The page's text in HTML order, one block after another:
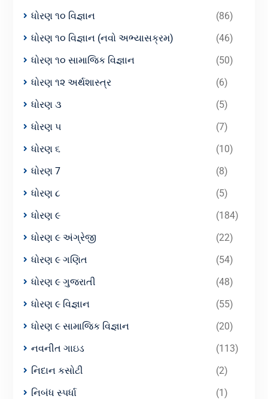
ધોરણ ૧૦ વિજ્ઞાન
(86)
ધોરણ ૧૦ વિજ્ઞાન (નવો અભ્યાસક્રમ)
(46)
ધોરણ ૧૦ સામાજિક વિજ્ઞાન
(50)
ધોરણ ૧૨ અર્થશાસ્ત્ર
(6)
ધોરણ ૩
(5)
ધોરણ ૫
(7)
ધોરણ ૬
(10)
ધોરણ 7
(8)
ધોરણ ૮
(5)
ધોરણ ૯
(184)
ધોરણ ૯ અંગ્રેજી
(22)
ધોરણ ૯ ગણિત
(54)
ધોરણ ૯ ગુજરાતી
(48)
ધોરણ ૯ વિજ્ઞાન
(55)
ધોરણ ૯ સામાજિક વિજ્ઞાન
(20)
નવનીત ગાઇડ
(113)
નિદાન કસોટી
(2)
નિબંધ સ્પર્ધા
(1)